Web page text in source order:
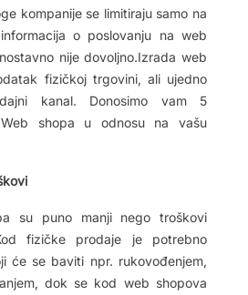
kompanije se limitiraju samo na
o poslovanju na web
nije dovoljno.Izrada web
fizičkoj trgovini, ali ujedno
kanal. Donosimo vam 5
shopa u odnosu na vašu
su puno manji nego troškovi
fizičke prodaje je potrebno
će se baviti npr. rukovođenjem,
dok se kod web shopova